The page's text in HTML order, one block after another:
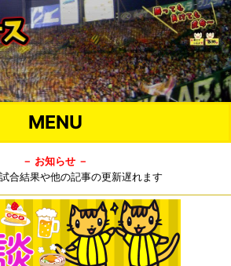
MENU
－ お知らせ －
合結果や他の記事の更新遅れます